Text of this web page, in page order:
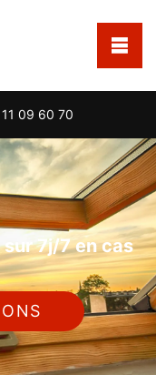
09 60 70
7j/7 en cas